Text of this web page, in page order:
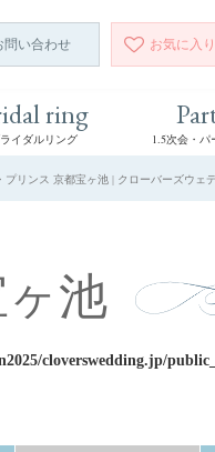
問い合わせ お気に入り
ring
イダルリング 1.5次会・パ
リンス 京都宝ヶ池 | クローバーズウェ
池
cloverswedding.jp/